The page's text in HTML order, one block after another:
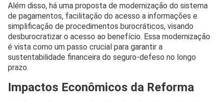
Além disso, há uma proposta de modernização do sistema
de pagamentos, facilitação do acesso a informações e
simplificação de procedimentos burocráticos, visando
desburocratizar o acesso ao benefício. Essa modernização
é vista como um passo crucial para garantir a
sustentabilidade financeira do seguro-defeso no longo
prazo.
Impactos Econômicos da Reforma